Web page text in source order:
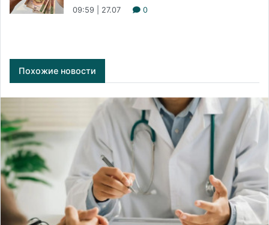
09:59 | 27.07 0
Похожие новости